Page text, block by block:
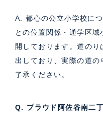
A. 都心の公立小学校に
との位置関係・通学区
開しております。道の
出しており、実際の道
了承ください。
Q. プラウド阿佐谷南二